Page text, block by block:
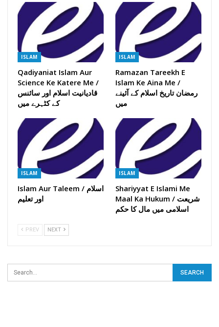
ISLAM
Qadiyaniat Islam Aur
Science Ke Katere Me /
قادیانیت اسلام اور سائنس
کے کٹہرے میں
ISLAM
Ramazan Tareekh E
Islam Ke Aina Me /
رمضان تاریخ اسلام کے آئینے
میں
ISLAM
Islam Aur Taleem / اسلام
اور تعلیم
ISLAM
Shariyyat E Islami Me
Maal Ka Hukum / شریعت
اسلامی میں مال کا حکم
PREV NEXT